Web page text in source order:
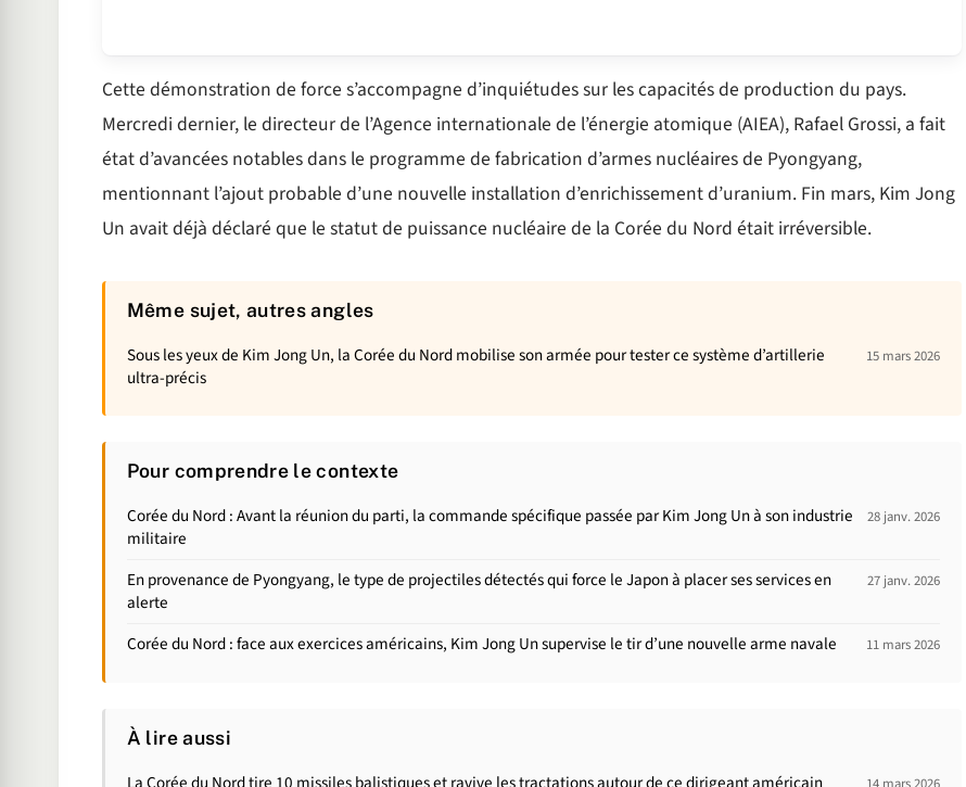
Cette démonstration de force s’accompagne d’inquiétudes sur les capacités de production du pays.
Mercredi dernier, le directeur de l’Agence internationale de l’énergie atomique (AIEA), Rafael Grossi, a fait
état d’avancées notables dans le programme de fabrication d’armes nucléaires de Pyongyang,
mentionnant l’ajout probable d’une nouvelle installation d’enrichissement d’uranium. Fin mars, Kim Jong
Un avait déjà déclaré que le statut de puissance nucléaire de la Corée du Nord était irréversible.
Même sujet, autres angles
Sous les yeux de Kim Jong Un, la Corée du Nord mobilise son armée pour tester ce système d’artillerie
ultra-précis
15 mars 2026
Pour comprendre le contexte
Corée du Nord : Avant la réunion du parti, la commande spécifique passée par Kim Jong Un à son industrie
militaire
28 janv. 2026
En provenance de Pyongyang, le type de projectiles détectés qui force le Japon à placer ses services en
alerte
27 janv. 2026
Corée du Nord : face aux exercices américains, Kim Jong Un supervise le tir d’une nouvelle arme navale 11 mars 2026
À lire aussi